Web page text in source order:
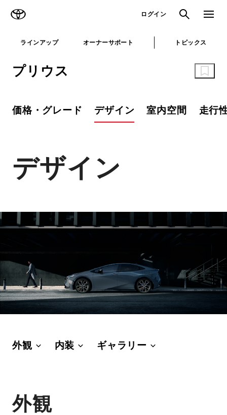
ログイン 検索 メニュ
ラインアップ オーナーサポート トピックス
プリウス
価格・グレード デザイン 室内空間 走行
デザイン
外観 内装 ギャラリー
外観